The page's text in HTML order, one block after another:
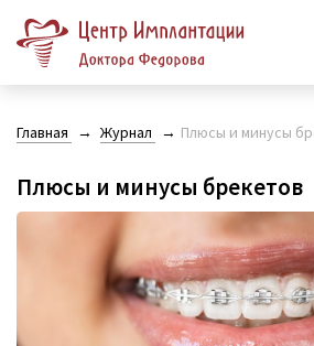
Главная Журнал Плюсы и минусы
Плюсы и минусы брекетов